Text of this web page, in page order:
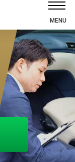
MENU